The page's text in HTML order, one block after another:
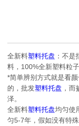
全新料塑料托盘 ：不是
料，100%全新塑料粒
*简单辨别方式就是看
的，批发塑料托盘 ，
泽。
全新料塑料托盘均匀使
匀5-7年，假如没有特